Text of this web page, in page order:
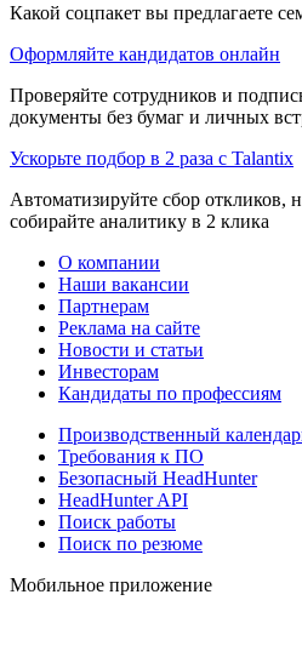
Какой соцпакет вы предлагаете
Оформляйте кандидатов онлайн
Проверяйте сотрудников и
документы без бумаг и личных
Ускорьте подбор в 2 раза с Talantix
Автоматизируйте сбор откликов,
собирайте аналитику в 2 клика
О компании
Наши вакансии
Партнерам
Реклама на сайте
Новости и статьи
Инвесторам
Кандидаты по профессиям
Производственный
Требования к ПО
Безопасный HeadHunter
HeadHunter API
Поиск работы
Поиск по резюме
Мобильное приложение